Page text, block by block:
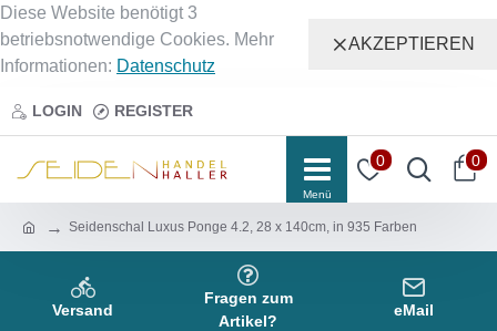
Diese Website benötigt 3
betriebsnotwendige Cookies. Mehr
Informationen: Datenschutz
AKZEPTIEREN
LOGIN REGISTER
0 0
Seidenschal Luxus Ponge 4.2, 28 x 140cm, in 935 Farben
Versand
Fragen zum
Artikel?
eMail